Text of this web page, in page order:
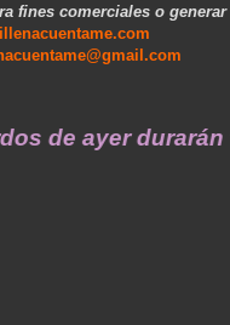
fines comerciales o
durarán toda una